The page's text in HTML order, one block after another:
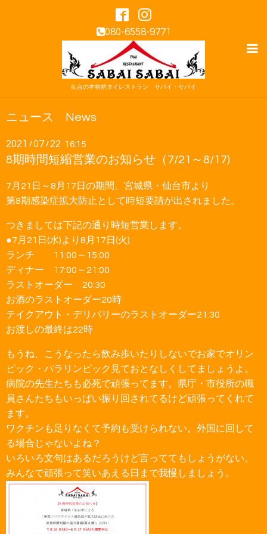
080-6558-9771
仙台の本格的タイレストラン サバイ・サバイ
ニュース News
2021 /07 / 22 16:15
8期時間短縮営業のお知らせ（7/21～8/17)
7月21日～8月17日の期間、宮城県・仙台市より
第8期感染症拡大防止として時短要請が出されました。
つきましては下記の通り時短営業します。
●7月21日(水)より8月17日(火)
ランチ 11:00～15:00
ディナー 17:00～21:00
ラストオーダー 20:30
お酒のラストオーダー20時
テイクアウト・デリバリーのラストオーダー21:30
お渡しの最終は22時
もうね、こうなったら飲み歩いたりしないでお家でオリン
ピック・パラリンピック見ておとなしくしてましょうよ。
病院の先生たちも必死で頑張ってます。県庁・市役所の職
員さんたちもいっぱい振り回されてるけど頑張ってくれて
ます。
ワクチンも足りなくて予約も受けられない。外国に回して
る場合じゃないよね？
いろいろ文句はあるだろうけど言っててもしょうがない。
みんなで頑張って笑いあえる日まで我慢しましょう。